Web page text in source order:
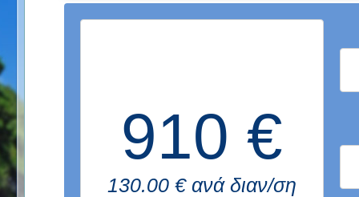
910 €
130.00 € ανά διαν/ση